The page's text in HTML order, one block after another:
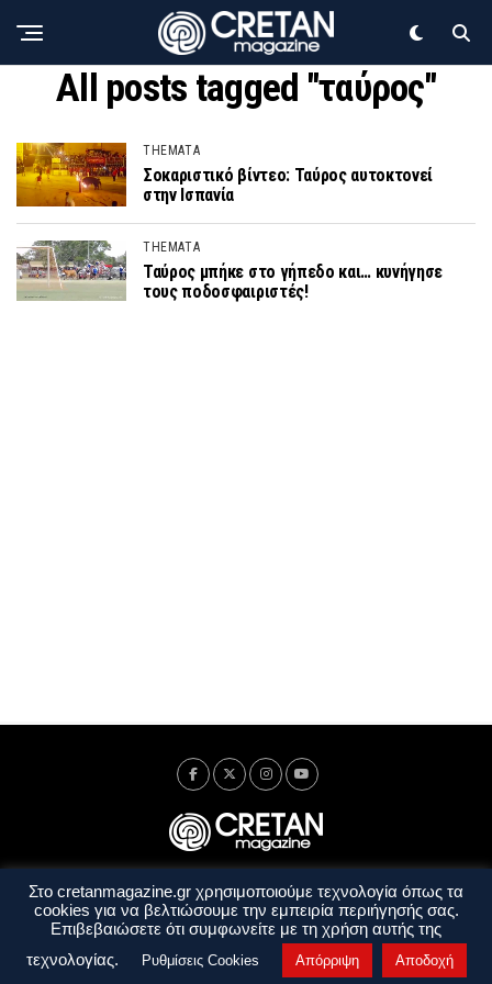
All posts tagged "ταύρος"
THEMATA
Σοκαριστικό βίντεο: Ταύρος αυτοκτονεί
στην Ισπανία
THEMATA
Ταύρος μπήκε στο γήπεδο και… κυνήγησε
τους ποδοσφαιριστές!
Ταυτότητα Πολιτική Απορρήτου
Όροι Χρήσης
Όροι και Προϋποθέσεις
Στο cretanmagazine.gr χρησιμοποιούμε τεχνολογία όπως τα
cookies για να βελτιώσουμε την εμπειρία περιήγησής σας.
Επιβεβαιώσετε ότι συμφωνείτε με τη χρήση αυτής της
τεχνολογίας.
Ρυθμίσεις Cookies Απόρριψη Αποδοχή